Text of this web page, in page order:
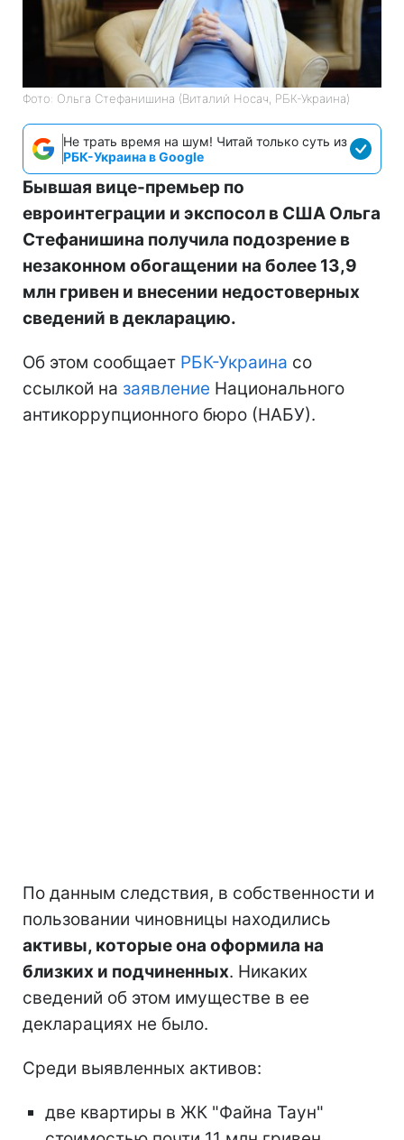
Фото: Ольга Стефанишина (Виталий Носач, РБК-Украина)
Не трать время на шум! Читай только суть из
РБК-Украина в Google
Бывшая вице-премьер по
евроинтеграции и экспосол в США Ольга
Стефанишина получила подозрение в
незаконном обогащении на более 13,9
млн гривен и внесении недостоверных
сведений в декларацию.
Об этом сообщает РБК-Украина со
ссылкой на заявление Национального
антикоррупционного бюро (НАБУ).
По данным следствия, в собственности и
пользовании чиновницы находились
активы, которые она оформила на
близких и подчиненных. Никаких
сведений об этом имуществе в ее
декларациях не было.
Среди выявленных активов:
две квартиры в ЖК "Файна Таун"